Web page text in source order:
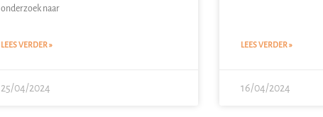
onderzoek naar
LEES VERDER »
25/04/2024
LEES VERDER »
16/04/2024